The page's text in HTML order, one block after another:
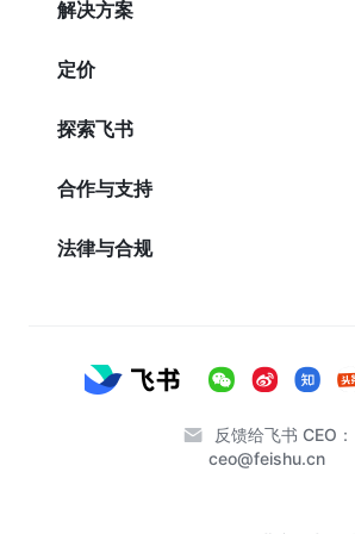
解决方案
定价
探索飞书
合作与支持
法律与合规
反馈给飞书 CEO：
ceo@feishu.cn